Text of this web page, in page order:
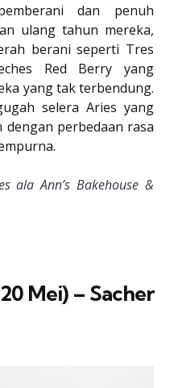
dan penuh
ulang tahun mereka,
berani seperti Tres
Red Berry yang
yang tak terbendung.
selera Aries yang
perbedaan rasa
ala Ann’s Bakehouse &
Mei) – Sacher